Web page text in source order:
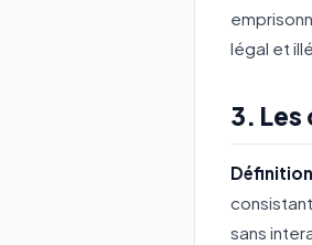
légal et
3. Les
sans